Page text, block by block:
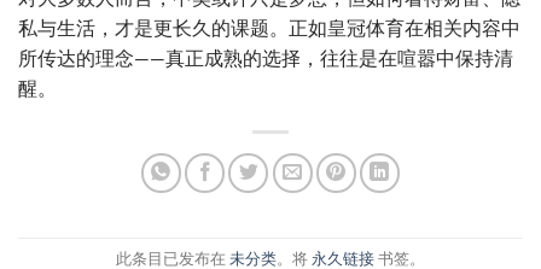
私与生活，才是更长久的课题。正如皇冠体育在相关内容中
所传达的理念——真正成熟的选择，往往是在喧嚣中保持清
醒。
此条目已发布在 未分类。将 永久链接 书签。